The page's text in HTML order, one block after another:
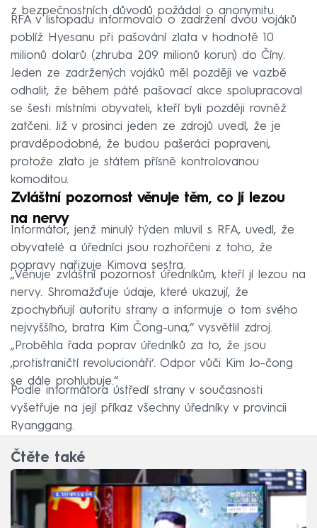
z bezpečnostních důvodů požádal o anonymitu.
RFA v listopadu informovalo o zadržení dvou vojáků
poblíž Hyesanu při pašování zlata v hodnotě 10
milionů dolarů (zhruba 209 milionů korun) do Číny.
Jeden ze zadržených vojáků měl později ve vazbě
odhalit, že během páté pašovací akce spolupracoval
se šesti místními obyvateli, kteří byli později rovněž
zatčeni. Již v prosinci jeden ze zdrojů uvedl, že je
pravděpodobné, že budou pašeráci popraveni,
protože zlato je státem přísně kontrolovanou
komoditou.
Zvláštní pozornost věnuje těm, co jí lezou
na nervy
Informátor, jenž minulý týden mluvil s RFA, uvedl, že
obyvatelé a úředníci jsou rozhořčeni z toho, že
popravy nařizuje Kimova sestra.
„Věnuje zvláštní pozornost úředníkům, kteří jí lezou na
nervy. Shromažďuje údaje, které ukazují, že
zpochybňují autoritu strany a informuje o tom svého
nejvyššího, bratra Kim Čong-una,“ vysvětlil zdroj.
„Proběhla řada poprav úředníků za to, že jsou
‚protistraničtí revolucionáři‘. Odpor vůči Kim Jo-čong
se dále prohlubuje.“
Podle informátora ústředí strany v současnosti
vyšetřuje na její příkaz všechny úředníky v provincii
Ryanggang.
Čtěte také